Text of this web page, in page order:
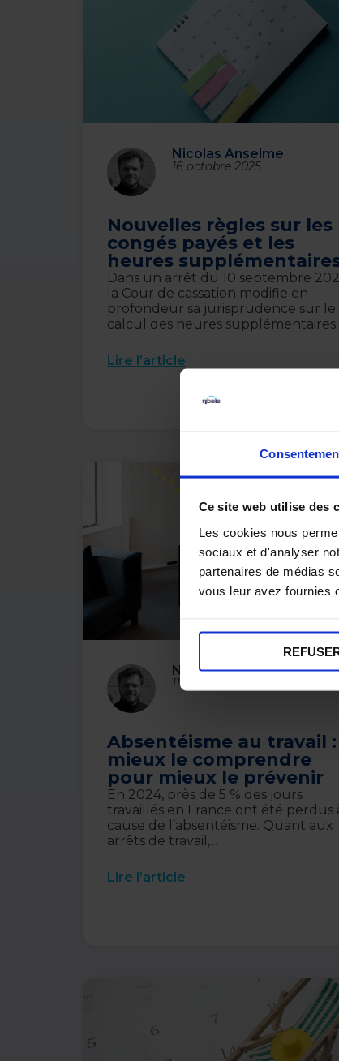
Ce site web utilise des
Les cookies nous
sociaux et d'analyser
partenaires de médias
vous leur avez fournies
Nicolas Anselme
16 octobre 2025
Nouvelles règles sur les
congés payés et les
heures
Dans un arrêt du 10 septembre
la Cour de cassation modifie en
profondeur sa jurisprudence sur le
calcul des heures
Lire l’article
Nicolas Anselme
11 septembre 2025
Absentéisme au travail :
mieux le comprendre
pour mieux le prévenir
En 2024, près de 5 % des jours
travaillés en France ont été perdus
cause de l’absentéisme. Quant aux
arrêts de travail,...
Lire l’article